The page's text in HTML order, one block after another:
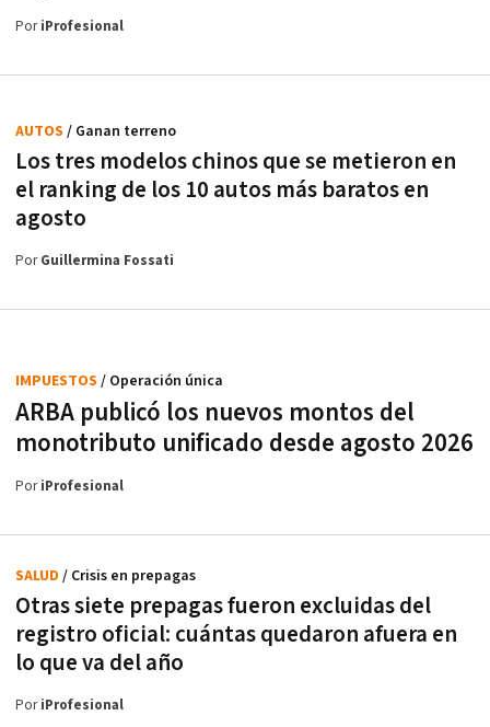
PoriProfesional
Los tres modelos chinos que se metieron en
el ranking de los 10 autos más baratos en
agosto
AUTOS / Ganan terreno
PorGuillermina Fossati
ARBA publicó los nuevos montos del
monotributo unificado desde agosto 2026
IMPUESTOS / Operación única
PoriProfesional
Otras siete prepagas fueron excluidas del
registro oficial: cuántas quedaron afuera en
lo que va del año
SALUD / Crisis en prepagas
PoriProfesional